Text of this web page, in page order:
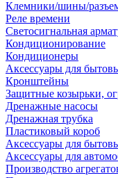
Клемники/шины/
Реле времени
Светосигнальная
Кондиционирование
Кондиционеры
Аксессуары для
Кронштейны
Защитные козырьки,
Дренажные насосы
Дренажная трубка
Пластиковый короб
Аксессуары для
Аксессуары для
Производство